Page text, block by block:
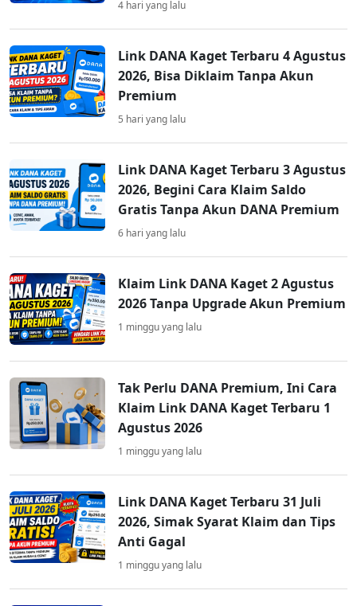
4 hari yang lalu
Link DANA Kaget Terbaru 4 Agustus
2026, Bisa Diklaim Tanpa Akun
Premium
5 hari yang lalu
Link DANA Kaget Terbaru 3 Agustus
2026, Begini Cara Klaim Saldo
Gratis Tanpa Akun DANA Premium
6 hari yang lalu
Klaim Link DANA Kaget 2 Agustus
2026 Tanpa Upgrade Akun Premium
1 minggu yang lalu
Tak Perlu DANA Premium, Ini Cara
Klaim Link DANA Kaget Terbaru 1
Agustus 2026
1 minggu yang lalu
Link DANA Kaget Terbaru 31 Juli
2026, Simak Syarat Klaim dan Tips
Anti Gagal
1 minggu yang lalu